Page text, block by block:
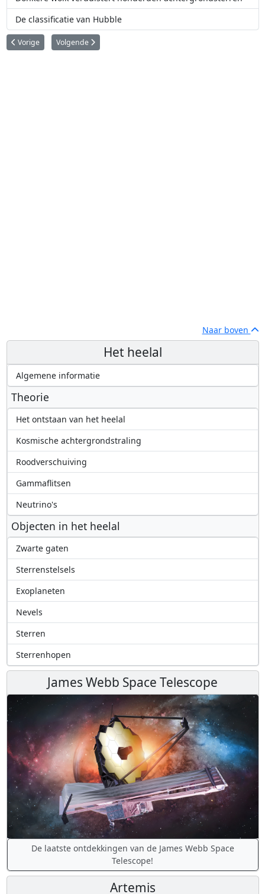
De classificatie van Hubble
Vorig artikel: Wegloopsterren
Vorige Volgende artikel: Hyperreuzen
Volgende
Naar boven
Het heelal
Algemene informatie
Theorie
Het ontstaan van het heelal
Kosmische achtergrondstraling
Roodverschuiving
Gammaflitsen
Neutrino's
Objecten in het heelal
Zwarte gaten
Sterrenstelsels
Exoplaneten
Nevels
Sterren
Sterrenhopen
James Webb Space Telescope
De laatste ontdekkingen van de James Webb Space
Telescope!
Artemis